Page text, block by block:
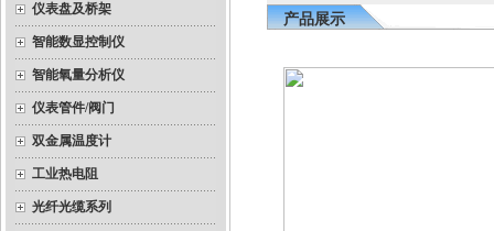
仪表盘及桥架
智能数显控制仪
智能氧量分析仪
仪表管件/阀门
双金属温度计
工业热电阻
光纤光缆系列
产品展示